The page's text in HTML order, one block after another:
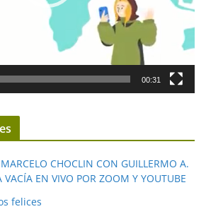
00:31
CHOCLIN CON GUILLERMO A.
VACÍA EN VIVO POR ZOOM Y YOUTUBE
felices